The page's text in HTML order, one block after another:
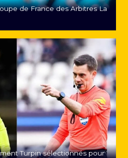
de France des Arbitres La
Turpin sélectionnés pour